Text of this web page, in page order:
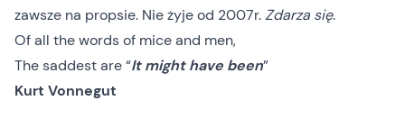
zawsze na propsie. Nie żyje od 2007r.Zdarza się.
Of all the words of mice and men,
The saddest are “It might have been”
Kurt Vonnegut